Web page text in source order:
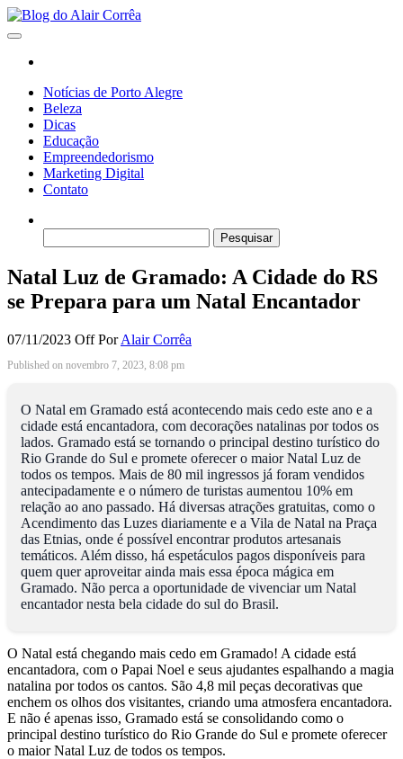
Skip
to
content
Notícias de Porto Alegre
Beleza
Dicas
Educação
Empreendedorismo
Marketing Digital
Contato
por:
Natal Luz de Gramado: A Cidade do RS
se Prepara para um Natal Encantador
07/11/2023 OffPor Alair Corrêa
Published on novembro 7, 2023, 8:08 pm
O Natal em Gramado está acontecendo mais cedo este ano e a
cidade está encantadora, com decorações natalinas por todos os
lados. Gramado está se tornando o principal destino turístico do
Rio Grande do Sul e promete oferecer o maior Natal Luz de
todos os tempos. Mais de 80 mil ingressos já foram vendidos
antecipadamente e o número de turistas aumentou 10% em
relação ao ano passado. Há diversas atrações gratuitas, como o
Acendimento das Luzes diariamente e a Vila de Natal na Praça
das Etnias, onde é possível encontrar produtos artesanais
temáticos. Além disso, há espetáculos pagos disponíveis para
quem quer aproveitar ainda mais essa época mágica em
Gramado. Não perca a oportunidade de vivenciar um Natal
encantador nesta bela cidade do sul do Brasil.
O Natal está chegando mais cedo em Gramado! A cidade está
encantadora, com o Papai Noel e seus ajudantes espalhando a magia
natalina por todos os cantos. São 4,8 mil peças decorativas que
enchem os olhos dos visitantes, criando uma atmosfera encantadora.
E não é apenas isso, Gramado está se consolidando como o
principal destino turístico do Rio Grande do Sul e promete oferecer
o maior Natal Luz de todos os tempos.